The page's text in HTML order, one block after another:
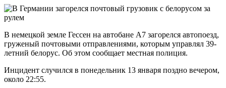
В немецкой земле Гессен на автобане А7 загорелся автопоезд,
груженый почтовыми отправлениями, которым управлял 39-
летний белорус. Об этом сообщает местная полиция.
Инцидент случился в понедельник 13 января поздно вечером,
около 22:55.